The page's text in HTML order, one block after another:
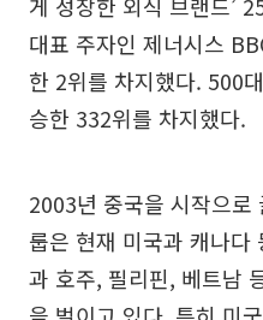
대표 주자인 제너시스
한 2위를 차지했다. 500
승한 332위를 차지했다.
2003년 중국을 시작으로
룹은 현재 미국과 캐나다
과 호주, 필리핀, 베트남